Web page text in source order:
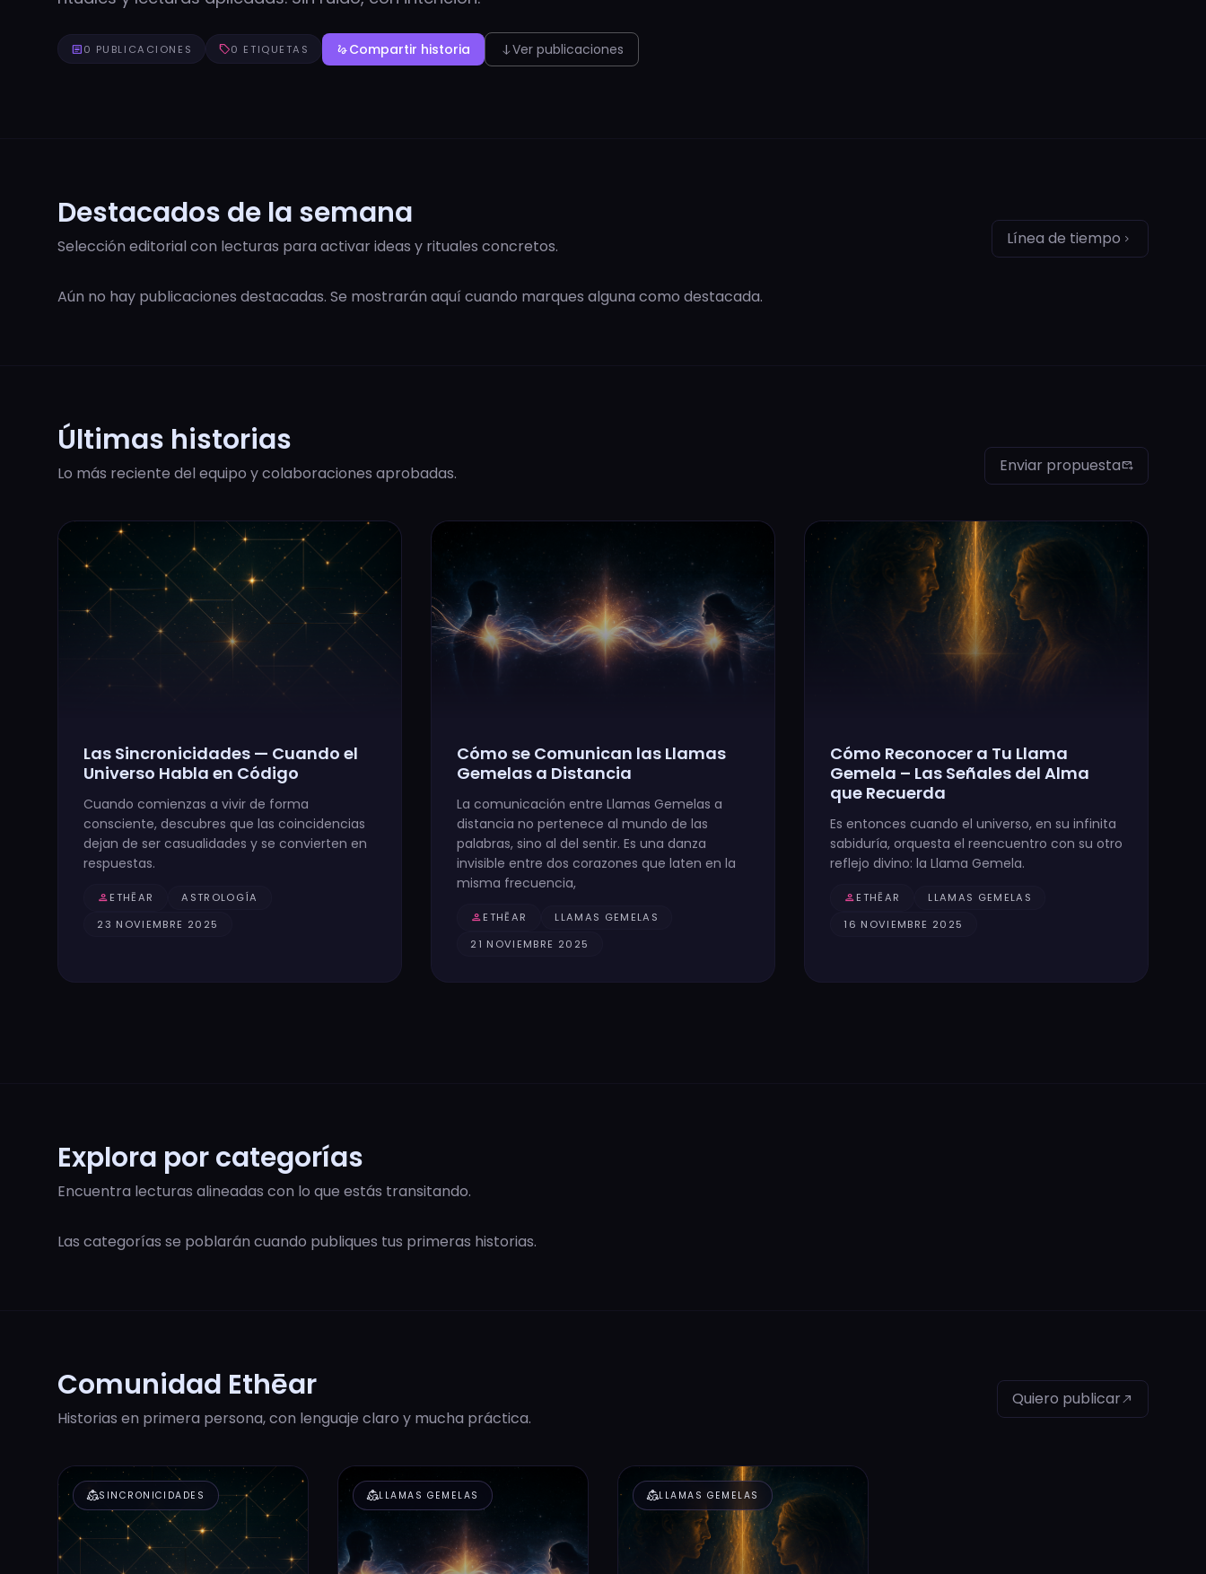
article0 PUBLICACIONES sell0 ETIQUETAS gestureCompartir historia southVer publicaciones
Destacados de la semana
Selección editorial con lecturas para activar ideas y rituales concretos. Línea de tiempo chevron_right
Aún no hay publicaciones destacadas. Se mostrarán aquí cuando marques alguna como destacada.
Últimas historias
Lo más reciente del equipo y colaboraciones aprobadas. Enviar propuestaoutgoing_mail
Las Sincronicidades — Cuando el
Universo Habla en Código
Cuando comienzas a vivir de forma
consciente, descubres que las coincidencias
dejan de ser casualidades y se convierten en
respuestas.
personETHĒAR
ASTROLOGÍA
23 NOVIEMBRE 2025
Cómo se Comunican las Llamas
Gemelas a Distancia
La comunicación entre Llamas Gemelas a
distancia no pertenece al mundo de las
palabras, sino al del sentir. Es una danza
invisible entre dos corazones que laten en la
misma frecuencia,
personETHĒAR
LLAMAS GEMELAS
21 NOVIEMBRE 2025
Cómo Reconocer a Tu Llama
Gemela – Las Señales del Alma
que Recuerda
Es entonces cuando el universo, en su infinita
sabiduría, orquesta el reencuentro con su otro
reflejo divino: la Llama Gemela.
personETHĒAR
LLAMAS GEMELAS
16 NOVIEMBRE 2025
Explora por categorías
Encuentra lecturas alineadas con lo que estás transitando.
Las categorías se poblarán cuando publiques tus primeras historias.
Comunidad Ethēar
Historias en primera persona, con lenguaje claro y mucha práctica.
Quiero publicarnorth_east
diversity_2SINCRONICIDADES diversity_2LLAMAS GEMELAS diversity_2LLAMAS GEMELAS